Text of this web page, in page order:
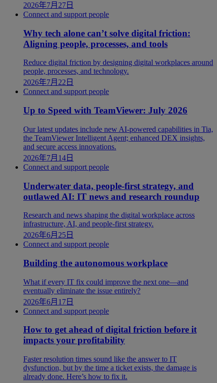
2026年7月27日
Connect and support people
Why tech alone can’t solve digital friction:
Aligning people, processes, and tools
Reduce digital friction by designing digital workplaces around
people, processes, and technology.
2026年7月22日
Connect and support people
Up to Speed with TeamViewer: July 2026
Our latest updates include new AI-powered capabilities in Tia,
the TeamViewer Intelligent Agent; enhanced DEX insights,
and secure access innovations.
2026年7月14日
Connect and support people
Underwater data, people-first strategy, and
outlawed AI: IT news and research roundup
Research and news shaping the digital workplace across
infrastructure, AI, and people-first strategy.
2026年6月25日
Connect and support people
Building the autonomous workplace
What if every IT fix could improve the next one—and
eventually eliminate the issue entirely?
2026年6月17日
Connect and support people
How to get ahead of digital friction before it
impacts your profitability
Faster resolution times sound like the answer to IT
dysfunction, but by the time a ticket exists, the damage is
already done. Here’s how to fix it.